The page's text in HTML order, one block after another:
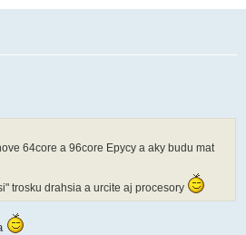
64core a 96core Epycy a aky budu mat
trosku drahsia a urcite aj procesory